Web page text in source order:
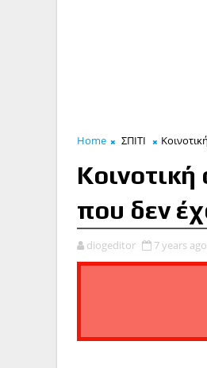
Home ΣΠΙΤΙ
που δεν
diogeditor 7 years ago